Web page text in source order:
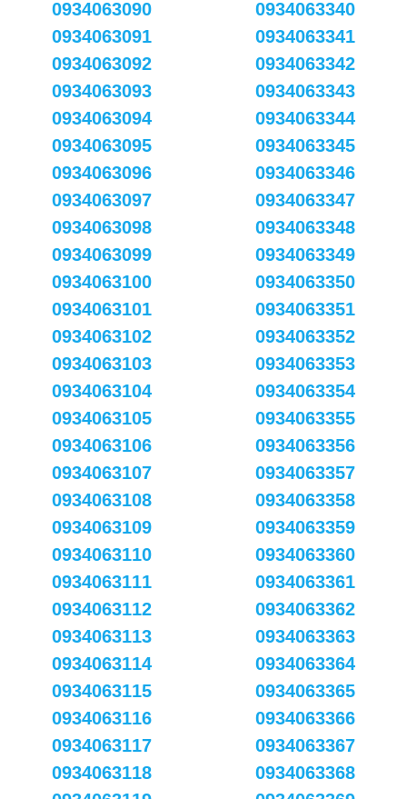
0934063090
0934063091
0934063092
0934063093
0934063094
0934063095
0934063096
0934063097
0934063098
0934063099
0934063100
0934063101
0934063102
0934063103
0934063104
0934063105
0934063106
0934063107
0934063108
0934063109
0934063110
0934063111
0934063112
0934063113
0934063114
0934063115
0934063116
0934063117
0934063118
0934063340
0934063341
0934063342
0934063343
0934063344
0934063345
0934063346
0934063347
0934063348
0934063349
0934063350
0934063351
0934063352
0934063353
0934063354
0934063355
0934063356
0934063357
0934063358
0934063359
0934063360
0934063361
0934063362
0934063363
0934063364
0934063365
0934063366
0934063367
0934063368